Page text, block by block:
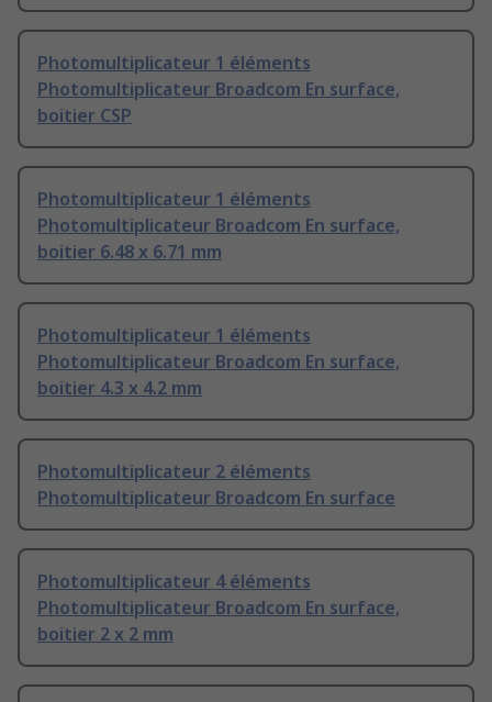
Photomultiplicateur 1 éléments
Photomultiplicateur Broadcom En surface,
boitier CSP
Photomultiplicateur 1 éléments
Photomultiplicateur Broadcom En surface,
boitier 6.48 x 6.71 mm
Photomultiplicateur 1 éléments
Photomultiplicateur Broadcom En surface,
boitier 4.3 x 4.2 mm
Photomultiplicateur 2 éléments
Photomultiplicateur Broadcom En surface
Photomultiplicateur 4 éléments
Photomultiplicateur Broadcom En surface,
boitier 2 x 2 mm